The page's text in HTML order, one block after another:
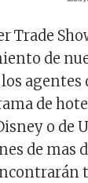
Trade
de
los
de
o de
de mas